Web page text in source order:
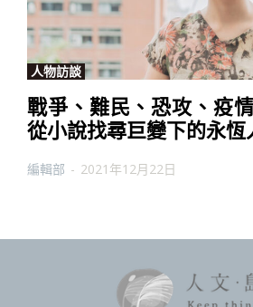
人物訪談
戰爭、難民、恐攻、疫
從小說找尋巨變下的永恆
編輯部 - 2021年12月22日